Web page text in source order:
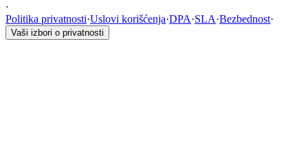
·
Politika privatnosti·Uslovi korišćenja·DPA·SLA·Bezbednost·
Vaši izbori o privatnosti